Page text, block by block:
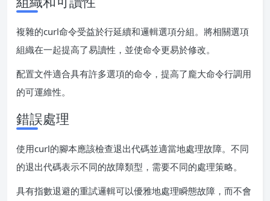
複雜的curl命令受益於行延續和邏輯選項分組。將相關選項
組織在一起提高了易讀性，並使命令更易於修改。
配置文件適合具有許多選項的命令，提高了龐大命令行調用
的可運維性。
錯誤處理
使用curl的腳本應該檢查退出代碼並適當地處理故障。不同
的退出代碼表示不同的故障類型，需要不同的處理策略。
具有指數退避的重試邏輯可以優雅地處理瞬態故障，而不會